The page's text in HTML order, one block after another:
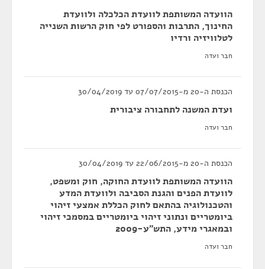
הוועדה המשותפת לוועדת הכלכלה ולוועדת
החינוך, התרבות והספורט לפי חוק הרשות השנייה
לטלוויזיה ורדיו
חבר ועדה
הכנסת ה-20 מ-07/07/2015 עד 30/04/2019
ועדת המשנה לתחבורה ציבורית
חבר ועדה
הכנסת ה-20 מ-22/06/2015 עד 30/04/2019
הוועדה המשותפת לוועדת החוקה, חוק ומשפט,
לוועדת הפנים והגנת הסביבה ולוועדת המדע
והטכנולוגיה בהתאם לחוק הכללת אמצעי זיהוי
ביומטריים ונתוני זיהוי ביומטריים במסמכי זיהוי
ובמאגרי מידע, התש"ע-2009
חבר ועדה